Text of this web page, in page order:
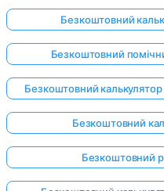
Увійдіть
Безкоштовний
Безкоштовний
Безкоштовний
Безкоштовний
Безкоштовний